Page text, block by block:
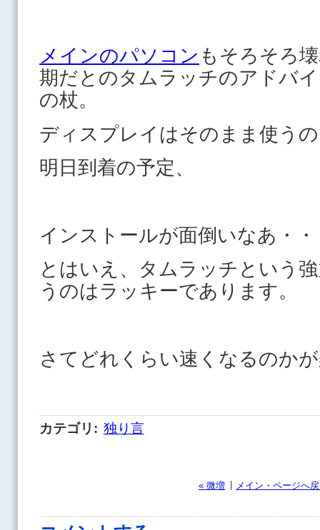
メインのパソコン もそろそろ
期だとのタムラッチのアドバ
の杖。
ディスプレイはそのまま使う
明日到着の予定、
インストールが面倒いなあ・
とはいえ、タムラッチという
うのはラッキーであります。
さてどれくらい速くなるのか
カテゴリ : 独り言
« 微増 メイン・ページへ